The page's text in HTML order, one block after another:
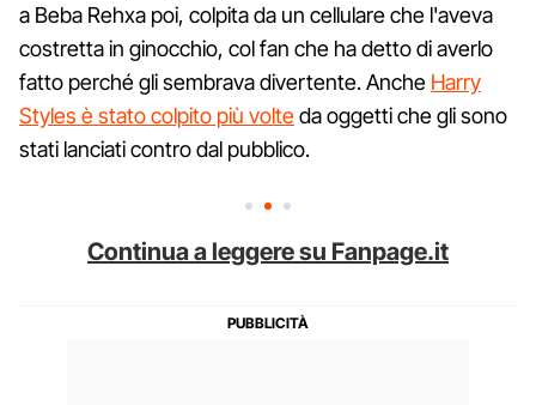
a Beba Rehxa poi, colpita da un cellulare che l'aveva
costretta in ginocchio, col fan che ha detto di averlo
fatto perché gli sembrava divertente. Anche Harry
Styles è stato colpito più volteda oggetti che gli sono
stati lanciati contro dal pubblico.
Continua a leggere su Fanpage.it